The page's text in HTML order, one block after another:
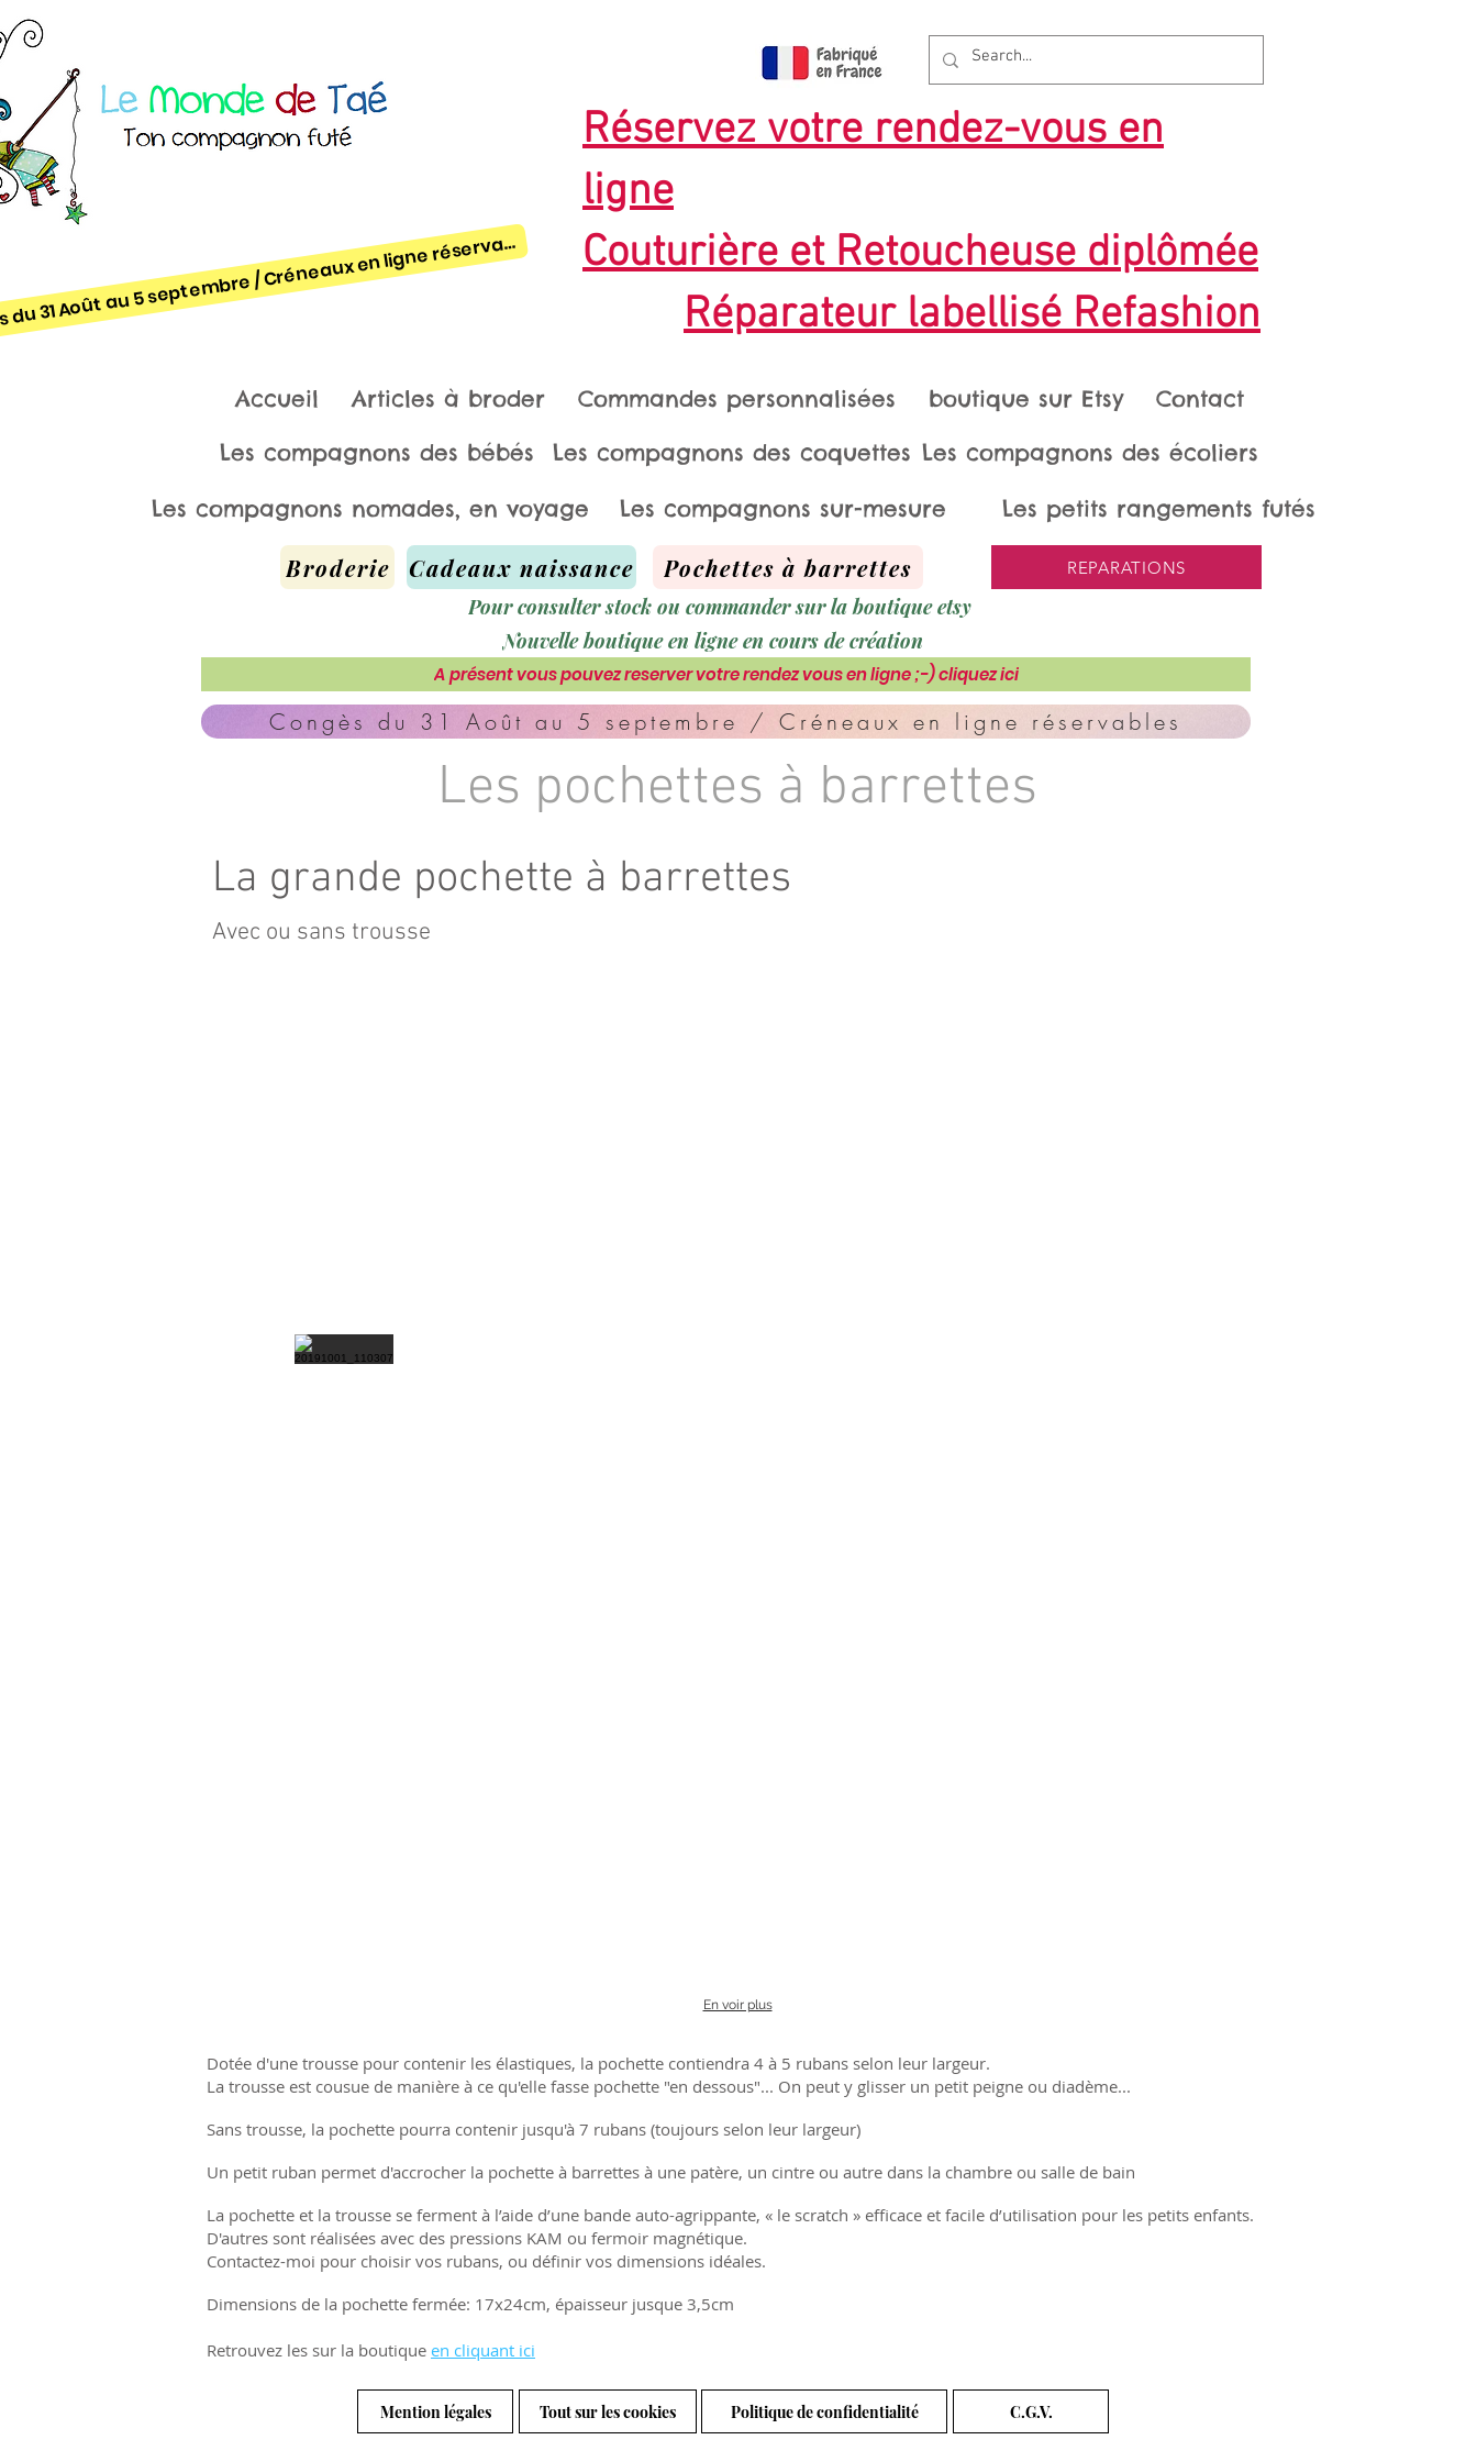
du 31 Août au 5 septe
mbre / Créneaux en ligne réservables
Réservez votre rendez-vous en
ligne
Couturière et Retoucheuse diplômée
Réparateur labellisé Refashion
Accueil Articles à broder Commandes personnalisées boutique sur Etsy
Contact
Les compagnons des bébés
Les compagnons des coquettes Les compagnons des écoliers
Les compagnons nomades, en voyage Les compagnons sur-mesure
Broderie Cadeaux naissance Pochettes à barrettes
Les petits rangements futés
REPARATIONS
Pour consulter stock ou commander sur la boutique etsy
Nouvelle boutique en ligne en cours de création
A présent vous pouvez reserver votre rendez vous en ligne ;-) cliquez ici
Congès du 31 Août au 5 septembre / Créneaux en ligne réservables
Les pochettes à barrettes
La grande pochette à barrettes
Avec ou sans trousse
En voir plus
Dotée d'une trousse pour contenir les élastiques, la pochette contiendra 4 à 5 rubans selon leur largeur.
La trousse est cousue de manière à ce qu'elle fasse pochette "en dessous"... On peut y glisser un petit peigne ou diadème...
Sans trousse, la pochette pourra contenir jusqu'à 7 rubans (toujours selon leur largeur)
Un petit ruban permet d'accrocher la pochette à barrettes à une patère, un cintre ou autre dans la chambre ou salle de bain
La pochette et la trousse se ferment à l’aide d’une bande auto-agrippante, « le scratch » efficace et facile d’utilisation pour les petits enfants.
D'autres sont réalisées avec des pressions KAM ou fermoir magnétique.
Contactez-moi pour choisir vos rubans, ou définir vos dimensions idéales.
Dimensions de la pochette fermée: 17x24cm, épaisseur jusque 3,5cm
Retrouvez les sur la boutique en cliquant ici
Mention légales Tout sur les cookies Politique de confidentialité C.G.V.